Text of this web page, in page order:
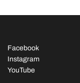
Facebook
Instagram
YouTube